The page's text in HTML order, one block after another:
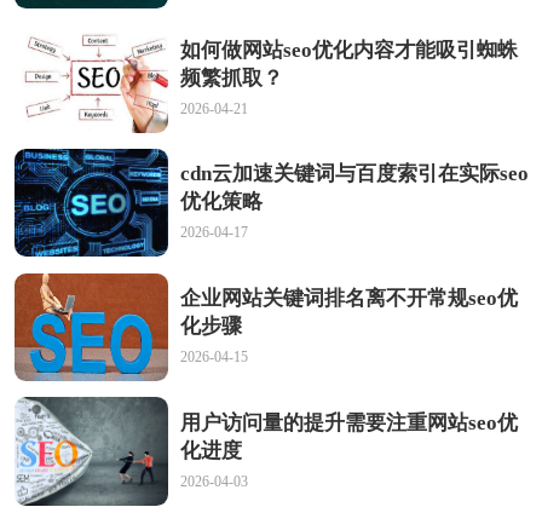
如何做网站seo优化内容才能吸引蜘蛛
频繁抓取？
2026-04-21
cdn云加速关键词与百度索引在实际seo
优化策略
2026-04-17
企业网站关键词排名离不开常规seo优
化步骤
2026-04-15
用户访问量的提升需要注重网站seo优
化进度
2026-04-03